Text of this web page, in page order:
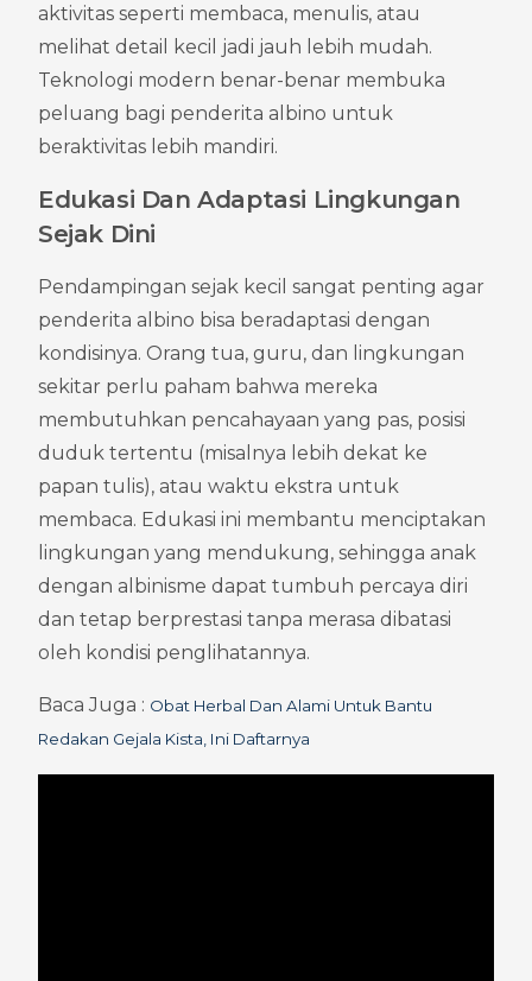
aktivitas seperti membaca, menulis, atau
melihat detail kecil jadi jauh lebih mudah.
Teknologi modern benar-benar membuka
peluang bagi penderita albino untuk
beraktivitas lebih mandiri.
Edukasi Dan Adaptasi Lingkungan
Sejak Dini
Pendampingan sejak kecil sangat penting agar
penderita albino bisa beradaptasi dengan
kondisinya. Orang tua, guru, dan lingkungan
sekitar perlu paham bahwa mereka
membutuhkan pencahayaan yang pas, posisi
duduk tertentu (misalnya lebih dekat ke
papan tulis), atau waktu ekstra untuk
membaca. Edukasi ini membantu menciptakan
lingkungan yang mendukung, sehingga anak
dengan albinisme dapat tumbuh percaya diri
dan tetap berprestasi tanpa merasa dibatasi
oleh kondisi penglihatannya.
Baca Juga : Obat Herbal Dan Alami Untuk Bantu
Redakan Gejala Kista, Ini Daftarnya